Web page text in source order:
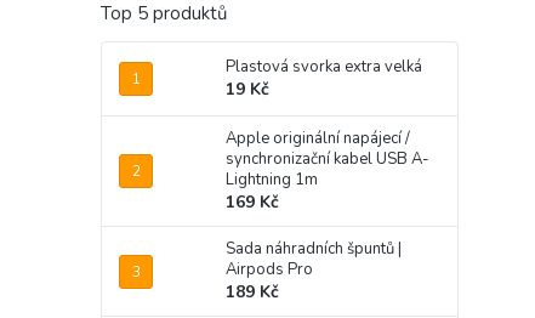
Top 5 produktů
Plastová svorka extra velká
19 Kč
Apple originální napájecí /
synchronizační kabel USB A-
Lightning 1m
169 Kč
Sada náhradních špuntů |
Airpods Pro
189 Kč